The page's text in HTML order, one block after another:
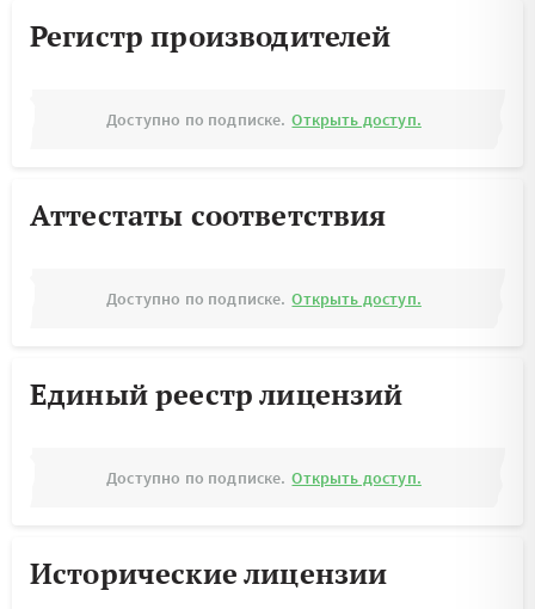
Регистр производителей
Доступно по подписке. Открыть доступ.
Аттестаты соответствия
Доступно по подписке. Открыть доступ.
Единый реестр лицензий
Доступно по подписке. Открыть доступ.
Исторические лицензии